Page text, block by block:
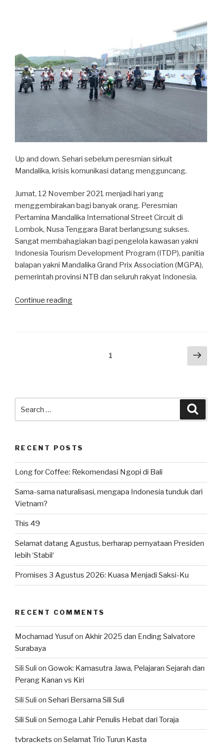
Up and down. Sehari sebelum peresmian sirkuit
Mandalika, krisis komunikasi datang mengguncang.
Jumat, 12 November 2021 menjadi hari yang
menggembirakan bagi banyak orang. Peresmian
Pertamina Mandalika International Street Circuit di
Lombok, Nusa Tenggara Barat berlangsung sukses.
Sangat membahagiakan bagi pengelola kawasan yakni
Indonesia Tourism Development Program (ITDP), panitia
balapan yakni Mandalika Grand Prix Association (MGPA),
pemerintah provinsi NTB dan seluruh rakyat Indonesia.
Continue reading“Krisis
1
Next
for:
RECENT POSTS
Long for Coffee: Rekomendasi Ngopi di Bali
Sama-sama naturalisasi, mengapa Indonesia tunduk dari
Vietnam?
This 49
Selamat datang Agustus, berharap pernyataan Presiden
lebih ‘Stabil‘
Promises 3 Agustus 2026: Kuasa Menjadi Saksi-Ku
RECENT COMMENTS
Mochamad Yusufon Akhir 2025 dan Ending Salvatore
Surabaya
Sili Suli on Gowok: Kamasutra Jawa, Pelajaran Sejarah dan
Perang Kanan vs Kiri
Sili Suli on Sehari Bersama Sili Suli
Sili Suli on Semoga Lahir Penulis Hebat dari Toraja
tvbrackets on Selamat Trio Turun Kasta